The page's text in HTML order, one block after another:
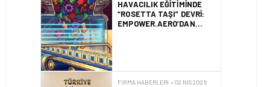
KIZ MASA TENISÇILERE
ULAŞIM DESTEĞI